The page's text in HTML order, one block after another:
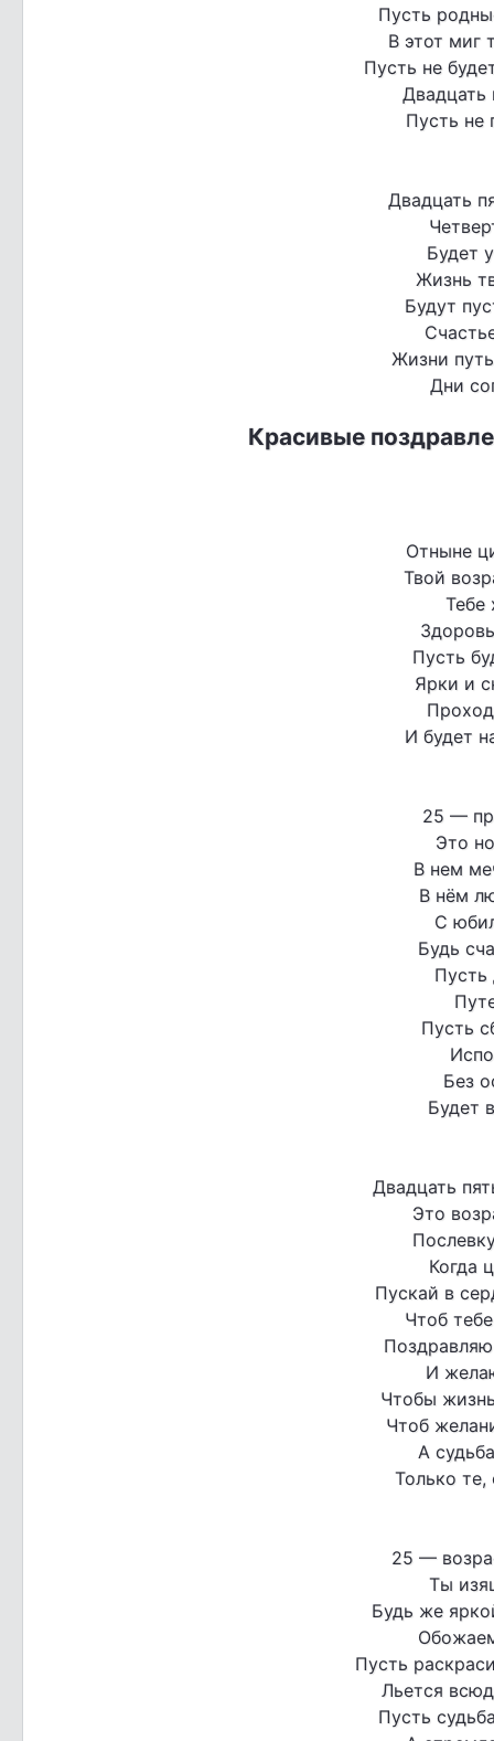
Пусть
В этот миг
Пусть не
Двадцать
Пусть не
Двадцать
Будет
Жизнь
Будут
Жизни
Дни
Красивые
Отныне
Твой
Тебе
Пусть
Ярки и
И будет
25 —
Это
В нем
В нём
С
Будь
Пусть
Пусть
Без
Будет
Двадцать
Это
Когда
Пускай в
Чтоб
И
Чтобы
Чтоб
А
Только те,
25 —
Ты
Будь же
Пусть
Льется
Пусть